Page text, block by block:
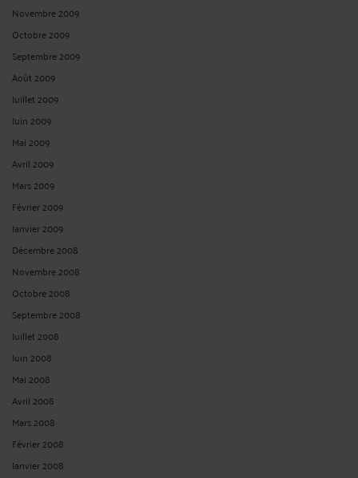
Novembre 2009
Octobre 2009
Septembre 2009
Août 2009
Juillet 2009
Juin 2009
Mai 2009
Avril 2009
Mars 2009
Février 2009
Janvier 2009
Décembre 2008
Novembre 2008
Octobre 2008
Septembre 2008
Juillet 2008
Juin 2008
Mai 2008
Avril 2008
Mars 2008
Février 2008
Janvier 2008